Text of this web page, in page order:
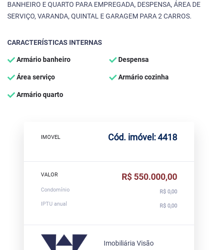
BANHEIRO E QUARTO PARA EMPREGADA, DESPENSA, ÁREA DE
SERVIÇO, VARANDA, QUINTAL E GARAGEM PARA 2 CARROS.
CARACTERÍSTICAS INTERNAS
Armário banheiro Despensa
Área serviço Armário cozinha
Armário quarto
IMOVEL Cód. imóvel: 4418
VALOR R$ 550.000,00
Condomínio
R$ 0,00
IPTU anual
R$ 0,00
Imobiliária Visão